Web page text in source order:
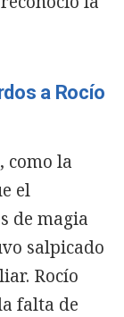
a Rocío
como la
el
de magia
salpicado
Rocío
falta de